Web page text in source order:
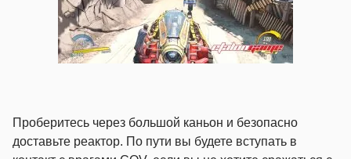
Проберитесь через большой каньон и безопасно
доставьте реактор. По пути вы будете вступать в